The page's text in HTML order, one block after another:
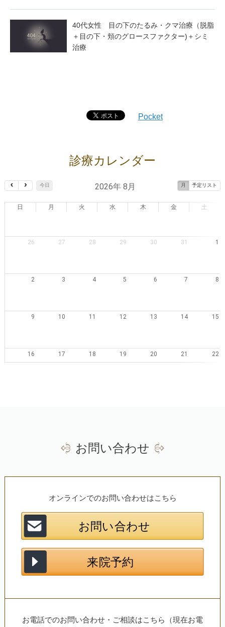
40代女性 目の下のたるみ・クマ治療（脱脂
＋目の下・頬のグロースファクター)＋シミ
治療
Pocket
診療カレンダー
今日 月 予定リスト
2026年 8月
日 月 火 水 木 金 土
26 27 28 29 30 31 1
2 3 4 5 6 7 8
9 10 11 12 13 14 15
16 17 18 19 20 21 22
お問い合わせ
オンラインでのお問い合わせはこちら
お電話でのお問い合わせ・ご相談はこちら（現在お電